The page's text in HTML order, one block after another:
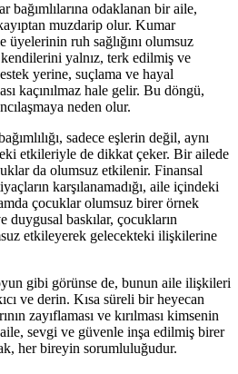
bağımlılarına odaklanan bir aile,
muzdarip olur. Kumar
üyelerinin ruh sağlığını olumsuz
yalnız, terk edilmiş ve
yerine, suçlama ve hayal
kaçınılmaz hale gelir. Bu döngü,
neden olur.
sadece eşlerin değil, aynı
etkileriyle de dikkat çeker. Bir ailede
da olumsuz etkilenir. Finansal
karşılanamadığı, aile içindeki
çocuklar olumsuz birer örnek
duygusal baskılar, çocukların
etkileyerek gelecekteki ilişkilerine
gibi görünse de, bunun aile ilişkileri
ve derin. Kısa süreli bir heyecan
zayıflaması ve kırılması kimsenin
sevgi ve güvenle inşa edilmiş birer
her bireyin sorumluluğudur.